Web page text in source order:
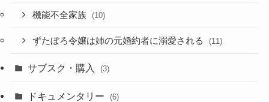
機能不全家族 (10)
ずたぼろ令嬢は姉の元婚約者に溺愛される (11)
サブスク・購入 (3)
ドキュメンタリー (6)